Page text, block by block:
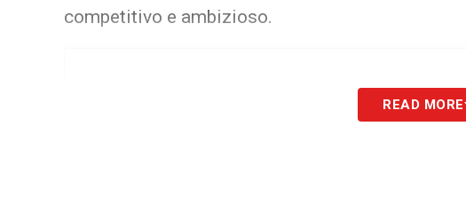
competitivo e ambizioso.
READ MORE